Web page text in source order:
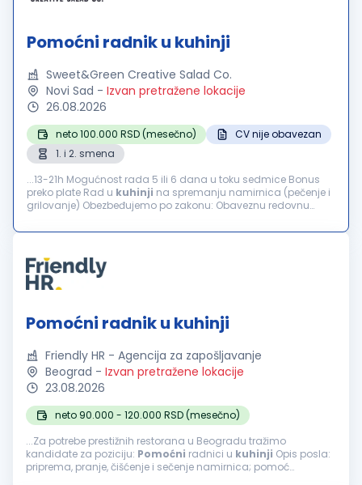
Pomoćni radnik u kuhinji
Sweet&Green Creative Salad Co.
Novi Sad - Izvan pretražene lokacije
26.08.2026
neto 100.000 RSD (mesečno)
CV nije obavezan
1. i 2. smena
...13-21h Mogućnost rada 5 ili 6 dana u toku sedmice Bonus
preko plate Rad u kuhinji na spremanju namirnica (pečenje i
grilovanje) Obezbeđujemo po zakonu: Obaveznu redovnu
Pomoćni radnik u kuhinji
Friendly HR - Agencija za zapošljavanje
Beograd - Izvan pretražene lokacije
23.08.2026
neto 90.000 - 120.000 RSD (mesečno)
...Za potrebe prestižnih restorana u Beogradu tražimo
kandidate za poziciju: Pomoćni radnici u kuhinji Opis posla:
priprema, pranje, čišćenje i sečenje namirnica; pomoć